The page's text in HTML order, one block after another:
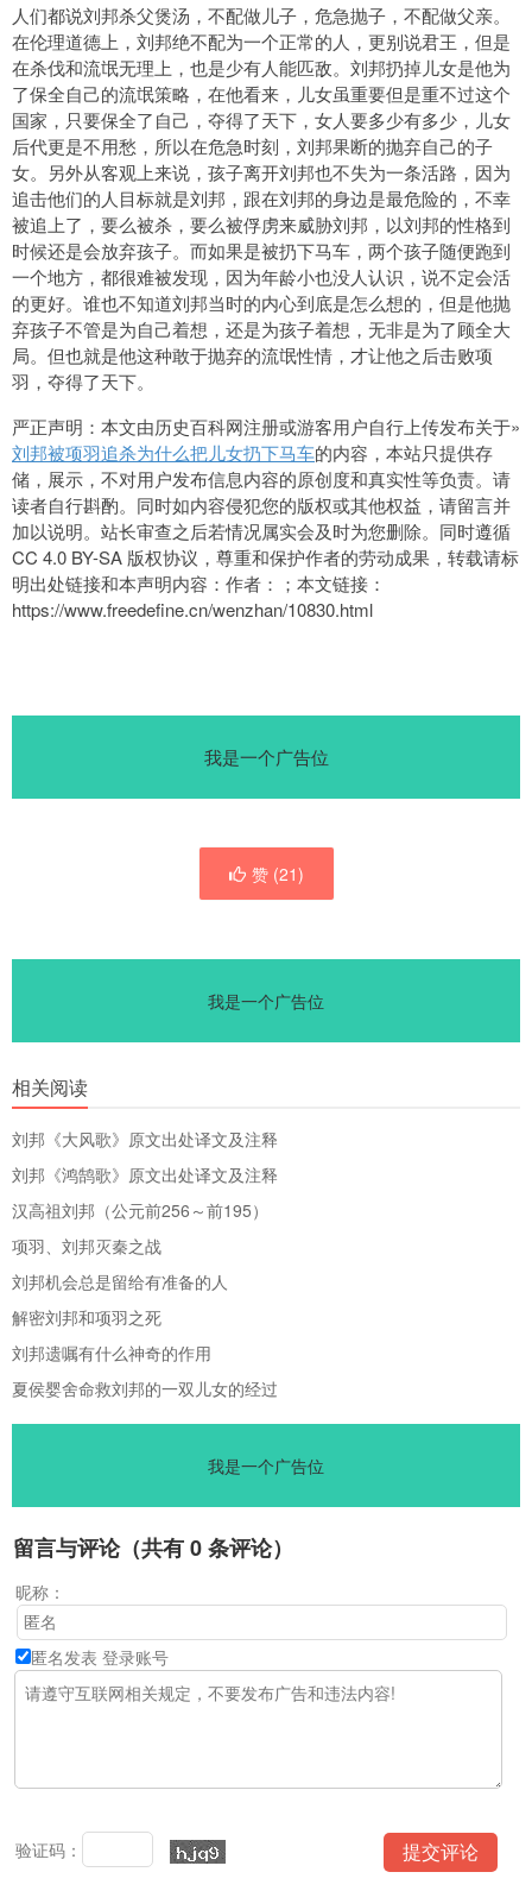
人们都说刘邦杀父煲汤，不配做儿子，危急抛子，不配做父亲。
在伦理道德上，刘邦绝不配为一个正常的人，更别说君王，但是
在杀伐和流氓无理上，也是少有人能匹敌。刘邦扔掉儿女是他为
了保全自己的流氓策略，在他看来，儿女虽重要但是重不过这个
国家，只要保全了自己，夺得了天下，女人要多少有多少，儿女
后代更是不用愁，所以在危急时刻，刘邦果断的抛弃自己的子
女。另外从客观上来说，孩子离开刘邦也不失为一条活路，因为
追击他们的人目标就是刘邦，跟在刘邦的身边是最危险的，不幸
被追上了，要么被杀，要么被俘虏来威胁刘邦，以刘邦的性格到
时候还是会放弃孩子。而如果是被扔下马车，两个孩子随便跑到
一个地方，都很难被发现，因为年龄小也没人认识，说不定会活
的更好。谁也不知道刘邦当时的内心到底是怎么想的，但是他抛
弃孩子不管是为自己着想，还是为孩子着想，无非是为了顾全大
局。但也就是他这种敢于抛弃的流氓性情，才让他之后击败项
羽，夺得了天下。
严正声明：本文由历史百科网注册或游客用户自行上传发布关于»
刘邦被项羽追杀为什么把儿女扔下马车的内容，本站只提供存
储，展示，不对用户发布信息内容的原创度和真实性等负责。请
读者自行斟酌。同时如内容侵犯您的版权或其他权益，请留言并
加以说明。站长审查之后若情况属实会及时为您删除。同时遵循
CC 4.0 BY-SA 版权协议，尊重和保护作者的劳动成果，转载请标
明出处链接和本声明内容：作者：；本文链接：
https://www.freedefine.cn/wenzhan/10830.html
我是一个广告位
赞 (21)
我是一个广告位
相关阅读
刘邦《大风歌》原文出处译文及注释
刘邦《鸿鹄歌》原文出处译文及注释
汉高祖刘邦（公元前256～前195）
项羽、刘邦灭秦之战
刘邦机会总是留给有准备的人
解密刘邦和项羽之死
刘邦遗嘱有什么神奇的作用
夏侯婴舍命救刘邦的一双儿女的经过
我是一个广告位
留言与评论（共有0条评论）
昵称：
匿名发表 登录账号
验证码：